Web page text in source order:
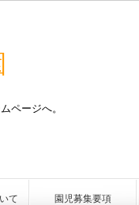
ページへ。
て 園児募集要項